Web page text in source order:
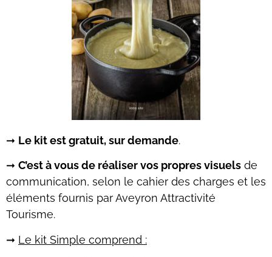
➞ Le kit est gratuit, sur demande.
➞ C’est à vous de réaliser vos propres visuels de
communication, selon le cahier des charges et les
éléments fournis par Aveyron Attractivité
Tourisme.
➞ Le kit Simple comprend :